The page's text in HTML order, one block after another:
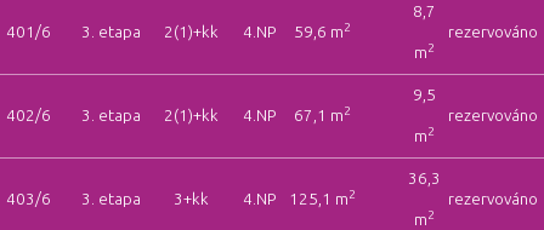
401/6 3. etapa 2(1)+kk 4.NP 59,6 m2
8,7
m2
rezervováno
402/6 3. etapa 2(1)+kk 4.NP 67,1 m2
9,5
m2
rezervováno
403/6 3. etapa 3+kk 4.NP 125,1 m2
36,3
m2
rezervováno